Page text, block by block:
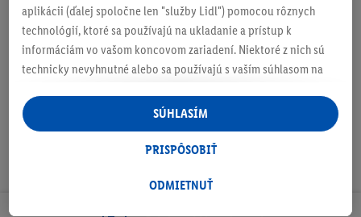
Na stiahnutie
aplikácii (ďalej spoločne len "služby Lidl") pomocou rôznych
technológií, ktoré sa používajú na ukladanie a prístup k
informáciám vo vašom koncovom zariadení. Niektoré z nich sú
technicky nevyhnutné alebo sa používajú s vaším súhlasom na
personalizovanú reklamu v rámci služieb Lidl aj mimo nich. Ak
ste účastníkom programu Lidl Plus, na tieto účely sa spracúvajú
aj údaje z vášho nákupného správania v obchode.
následne si vytvoríte účet Lidl Plus alebo sa prihlásite do svojho
ODMIETNUŤ
PRISPÔSOBIŤ
SÚHLASÍM